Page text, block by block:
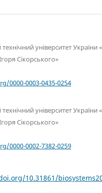
університет України
Сікорського»
0000-0003-0435-0254
університет України
Сікорського»
0000-0002-7382-0259
10.31861/